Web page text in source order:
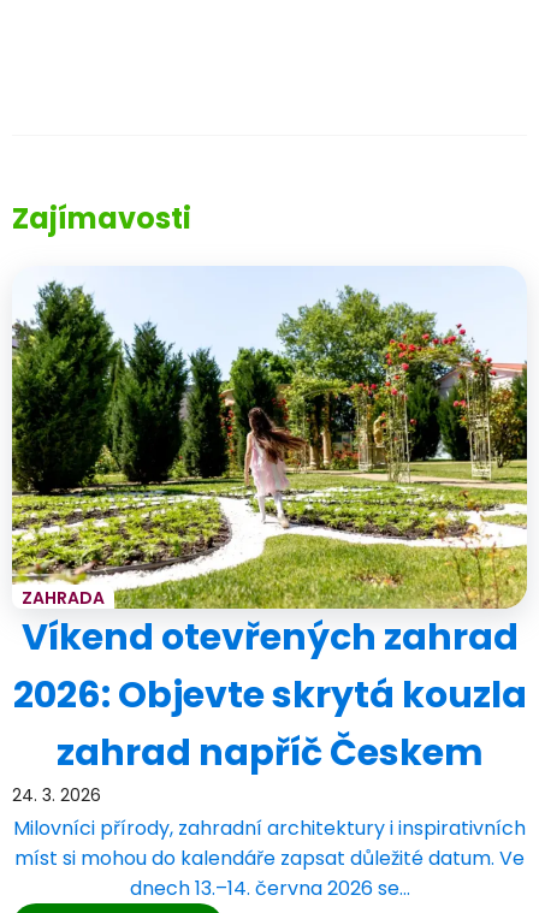
Zajímavosti
ZAHRADA
Víkend otevřených zahrad
2026: Objevte skrytá kouzla
zahrad napříč Českem
24. 3. 2026
Milovníci přírody, zahradní architektury i inspirativních
míst si mohou do kalendáře zapsat důležité datum. Ve
dnech 13.–14. června 2026 se…